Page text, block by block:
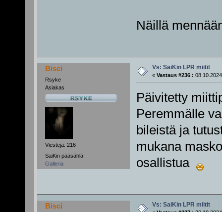
Näillä
Bisci
Rsyke
Asiakas
Viestejä: 216
SaiKin pääsählä!
Galleria
Vs: SaiKin LPR miitit
« Vastaus #236 :
Päivitetty
Peremmälle
bileistä ja
mukana
osallistua
Bisci Vs: SaiKin LPR miitit